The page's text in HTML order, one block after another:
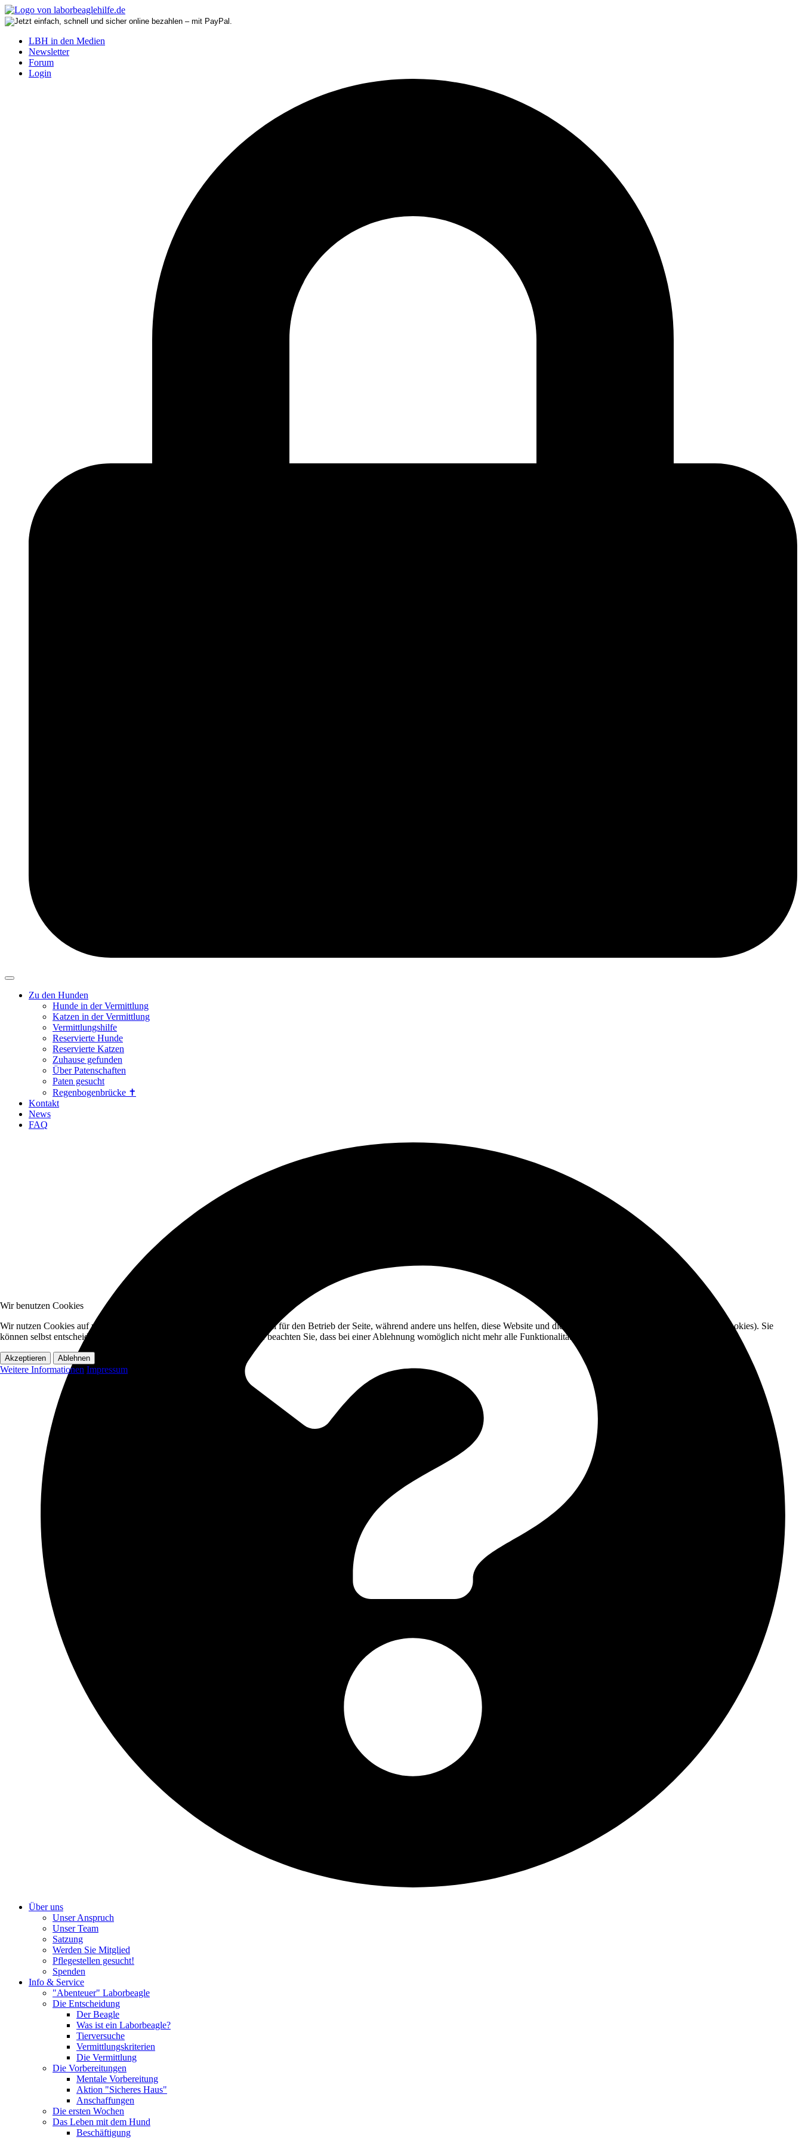
LBH in den Medien
Newsletter
Forum
Login
Zu den Hunden
Hunde in der Vermittlung
Katzen in der Vermittlung
Vermittlungshilfe
Reservierte Hunde
Reservierte Katzen
Zuhause gefunden
Über Patenschaften
Paten gesucht
Regenbogenbrücke ✝
Kontakt
News
FAQ
Über uns
Unser Anspruch
Unser Team
Satzung
Werden Sie Mitglied
Pflegestellen gesucht!
Spenden
Info & Service
"Abenteuer" Laborbeagle
Die Entscheidung
Der Beagle
Was ist ein Laborbeagle?
Tierversuche
Vermittlungskriterien
Die Vermittlung
Die Vorbereitungen
Mentale Vorbereitung
Aktion "Sicheres Haus"
Anschaffungen
Die ersten Wochen
Das Leben mit dem Hund
Beschäftigung
Wir benutzen Cookies
Wir nutzen Cookies auf unserer Website. Einige von ihnen sind essenziell für den Betrieb der Seite, während andere uns helfen, diese Website und die Nutzererfahrung zu verbessern (Tracking Cookies). Sie
können selbst entscheiden, ob Sie die Cookies zulassen möchten. Bitte beachten Sie, dass bei einer Ablehnung womöglich nicht mehr alle Funktionalitäten der Seite zur Verfügung stehen.
Akzeptieren Ablehnen
Weitere Informationen Impressum